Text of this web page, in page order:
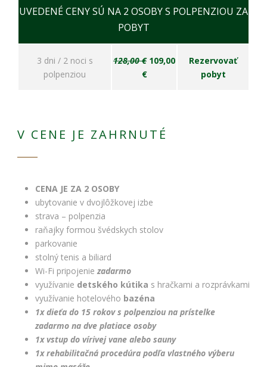
UVEDENÉ CENY SÚ NA 2 OSOBY S POLPENZIOU ZA
POBYT
3 dni / 2 noci s
polpenziou
128,00 €109,00
€
Rezervovať
pobyt
V CENE JE ZAHRNUTÉ
CENA JE ZA 2 OSOBY
ubytovanie v dvojlôžkovej izbe
strava – polpenzia
raňajky formou švédskych stolov
parkovanie
stolný tenis a biliard
Wi-Fi pripojeniezadarmo
využívanie detského kútika s hračkami a rozprávkami
využívanie hotelového bazéna
1x dieťa do 15 rokov s polpenziou na prístelke
zadarmo na dve platiace osoby
1x vstup do vírivej vane alebo sauny
1x rehabilitačná procedúra podľa vlastného výberu